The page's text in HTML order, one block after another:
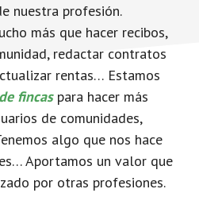
nuestra profesión.
más que hacer recibos,
redactar contratos
rentas… Estamos
fincaspara hacer más
de comunidades,
algo que nos hace
Aportamos un valor que
por otras profesiones.